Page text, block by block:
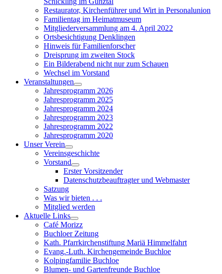
Restaurator, Kirchenführer und Wirt in Personalunion
Familientag im Heimatmuseum
Mitgliederversammlung am 4. April 2022
Ortsbesichtigung Denklingen
Hinweis für Familienforscher
Dreisprung im zweiten Stock
Ein Bilderabend nicht nur zum Schauen
Wechsel im Vorstand
Veranstaltungen
Show
sub
menu
Jahresprogramm 2026
Jahresprogramm 2025
Jahresprogramm 2024
Jahresprogramm 2023
Jahresprogramm 2022
Jahresprogramm 2020
Unser Verein
Show
sub
menu
Vereinsgeschichte
Vorstand
Show
sub
menu
Erster Vorsitzender
Datenschutzbeauftragter und Webmaster
Satzung
Was wir bieten . . .
Mitglied werden
Aktuelle Links
Show
sub
menu
Café Morizz
Buchloer Zeitung
Kath. Pfarrkirchenstiftung Mariä Himmelfahrt
Evang.-Luth. Kirchengemeinde Buchloe
Kolpingfamilie Buchloe
Blumen- und Gartenfreunde Buchloe